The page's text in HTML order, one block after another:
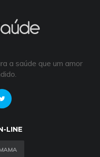
a saúde que um amor
LINE